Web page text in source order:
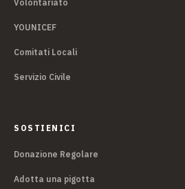
Volontariato
YOUNICEF
Comitati Locali
Servizio Civile
SOSTIENICI
Donazione Regolare
Adotta una pigotta